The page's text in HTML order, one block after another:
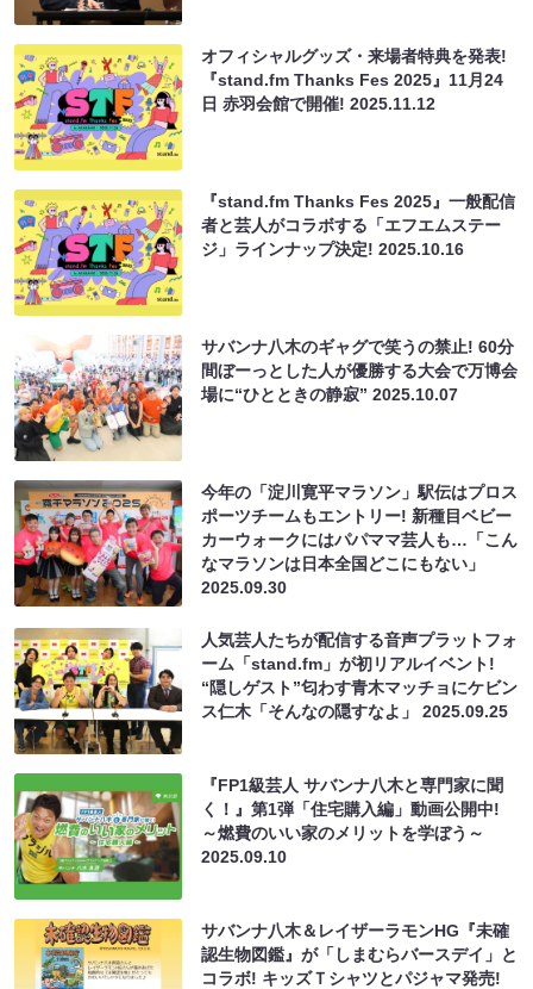
オフィシャルグッズ・来場者特典を発表!
『stand.fm Thanks Fes 2025』11月24
日 赤羽会館で開催!2025.11.12
『stand.fm Thanks Fes 2025』一般配信
者と芸人がコラボする「エフエムステー
ジ」ラインナップ決定!2025.10.16
サバンナ八木のギャグで笑うの禁止! 60分
間ぼーっとした人が優勝する大会で万博会
場に“ひとときの静寂”2025.10.07
今年の「淀川寛平マラソン」駅伝はプロス
ポーツチームもエントリー! 新種目ベビー
カーウォークにはパパママ芸人も…「こん
なマラソンは日本全国どこにもない」
2025.09.30
人気芸人たちが配信する音声プラットフォ
ーム「stand.fm」が初リアルイベント!
“隠しゲスト”匂わす青木マッチョにケビン
ス仁木「そんなの隠すなよ」2025.09.25
『FP1級芸人 サバンナ八木と専門家に聞
く！』第1弾「住宅購入編」動画公開中!
～燃費のいい家のメリットを学ぼう～
2025.09.10
サバンナ八木＆レイザーラモンHG『未確
認生物図鑑』が「しまむらバースデイ」と
コラボ! キッズＴシャツとパジャマ発売!